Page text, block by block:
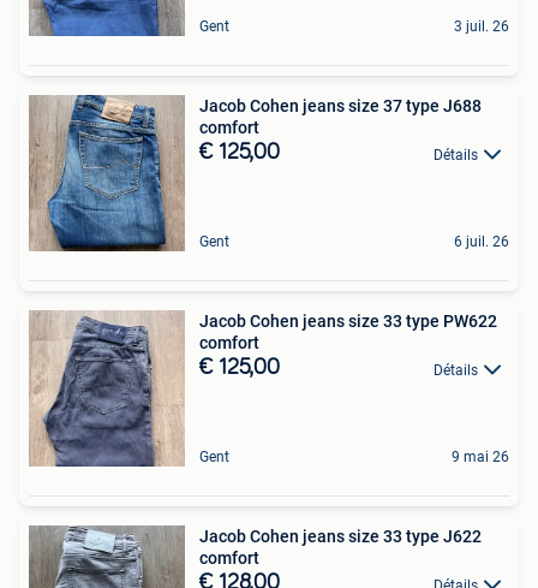
Gent 3 juil. 26
Jacob Cohen jeans size 37 type J688
comfort
€ 125,00 Détails
Gent 6 juil. 26
Jacob Cohen jeans size 33 type PW622
comfort
€ 125,00 Détails
Gent 9 mai 26
Jacob Cohen jeans size 33 type J622
comfort
€ 128,00